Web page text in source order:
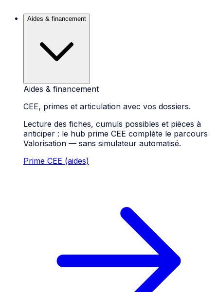
Aides & financement
Aides & financement
CEE, primes et articulation avec vos dossiers.
Lecture des fiches, cumuls possibles et pièces à
anticiper : le hub prime CEE complète le parcours
Valorisation — sans simulateur automatisé.
Prime CEE (aides)